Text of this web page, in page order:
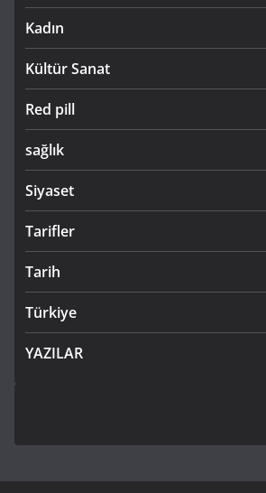
Kadın
Kültür Sanat
Red pill
sağlık
Siyaset
Tarifler
Tarih
Türkiye
YAZILAR